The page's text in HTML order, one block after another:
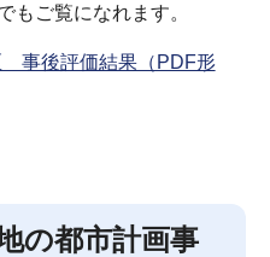
もご覧になれます。
事後評価結果（PDF形
の都市計画事